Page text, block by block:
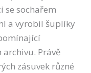
se sochařem
a vyrobil šuplíky
Právě
zásuvek různé